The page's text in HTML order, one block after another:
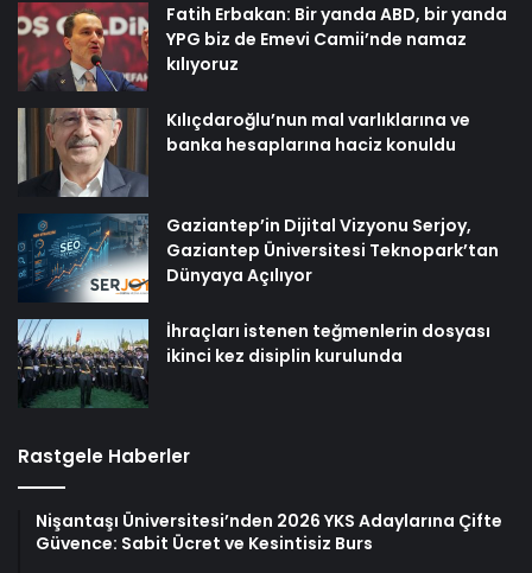
Fatih Erbakan: Bir yanda ABD, bir yanda
YPG biz de Emevi Camii’nde namaz
kılıyoruz
Kılıçdaroğlu’nun mal varlıklarına ve
banka hesaplarına haciz konuldu
Gaziantep’in Dijital Vizyonu Serjoy,
Gaziantep Üniversitesi Teknopark’tan
Dünyaya Açılıyor
İhraçları istenen teğmenlerin dosyası
ikinci kez disiplin kurulunda
Rastgele Haberler
Nişantaşı Üniversitesi’nden 2026 YKS Adaylarına Çifte
Güvence: Sabit Ücret ve Kesintisiz Burs